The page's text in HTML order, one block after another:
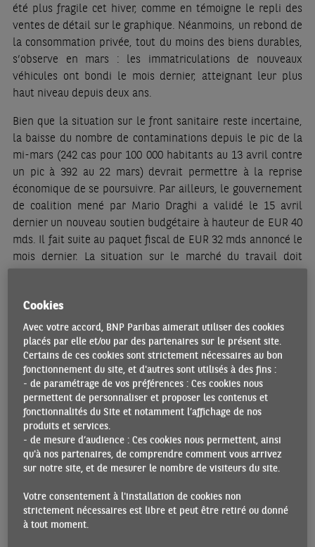
été plus fragile cet hiver, comme en témoigne le repli des
ventes de détail sur le graphique. Néanmoins, un rebond de
la consommation privée, tout du moins des biens durables,
s’observe en mars : les immatriculations de nouveaux
véhicules ont bondi le mois dernier, atteignant leur plus
haut niveau depuis deux ans.
Bien que la situation sur le front sanitaire reste incertaine,
la baisse du nombre de contaminations depuis le pic de la
mi-mars (242 cas pour 100 000 habitants au 13 avril contre
un pic à 392 au 22 mars) devrait permettre à la reprise
économique de se poursuivre. Par ailleurs, le gouvernement
de coalition mené par Mario Draghi a validé le 15 avril
dernier un nouveau soutien budgétaire à hauteur de EUR 40
mds. Il fait suite au paquet fiscal de EUR 32 mds annoncé le
mois dernier. La situation sur le marché du travail doit
néanmoins être scrutée de près. Malgré les aides
sur le chômage se fait ressentir. Le taux de chômage
s’établissait à 10,2% en février. Bien qu’en légère baisse par
rapport à janvier, ce niveau est au-dessus de ce qui
prévalait avant l’arrivée de l’épidémie. Le taux d’emploi
(56,5% en février) est à son plus bas niveau depuis
décembre 2015. Le PMI composite pour l’emploi pointe
cependant vers un rétablissement prochain des embauches.
Les pressions inflationnistes se sont accélérées au T1 2021
et une poursuite de cette tendance reste le scénario le plus
probable à court terme. En glissement annuel, l’indice des
mars. Une grande partie de cette augmentation s’explique
par la remontée des prix dans les transports (en partie liée
Cookies
Avec votre accord, BNP Paribas aimerait utiliser des cookies
placés par elle et/ou par des partenaires sur le présent site.
Certains de ces cookies sont strictement nécessaires au bon
fonctionnement du site, et d'autres sont utilisés à des fins :
- de paramétrage de vos préférences : Ces cookies nous
permettent de personnaliser et proposer les contenus et
fonctionnalités du Site et notamment l’affichage de nos
produits et services.
- de mesure d’audience : Ces cookies nous permettent, ainsi
qu'à nos partenaires, de comprendre comment vous arrivez
sur notre site, et de mesurer le nombre de visiteurs du site.
Votre consentement à l'installation de cookies non
strictement nécessaires est libre et peut être retiré ou donné
à tout moment.